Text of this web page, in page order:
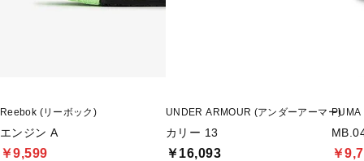
Reebok (リーボック)
エンジン A
￥9,599
UNDER ARMOUR (アンダーアーマー)
カリー 13
￥16,093
PUMA
￥